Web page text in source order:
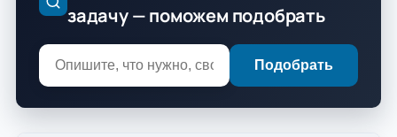
задачу — поможем подобрать
Подобрать